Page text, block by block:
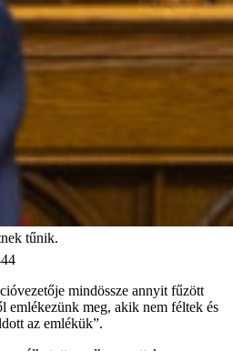
tűnik.
mindössze annyit fűzött
emlékezünk meg, akik nem féltek és
az emlékük”.